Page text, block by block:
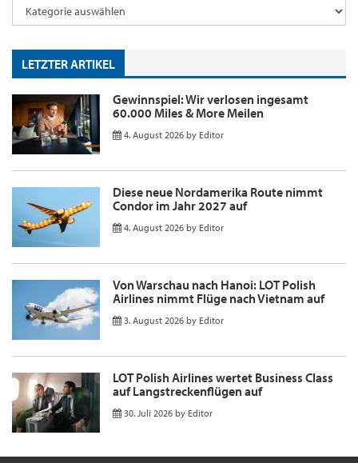
LETZTER ARTIKEL
Gewinnspiel: Wir verlosen ingesamt
60.000 Miles & More Meilen
4. August 2026 by Editor
Diese neue Nordamerika Route nimmt
Condor im Jahr 2027 auf
4. August 2026 by Editor
Von Warschau nach Hanoi: LOT Polish
Airlines nimmt Flüge nach Vietnam auf
3. August 2026 by Editor
LOT Polish Airlines wertet Business Class
auf Langstreckenflügen auf
30. Juli 2026 by Editor